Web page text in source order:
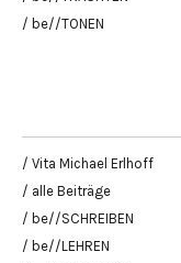
/ be//TONEN
/ Vita Michael Erlhoff
/ alle Beiträge
/ be//SCHREIBEN
/ be//LEHREN